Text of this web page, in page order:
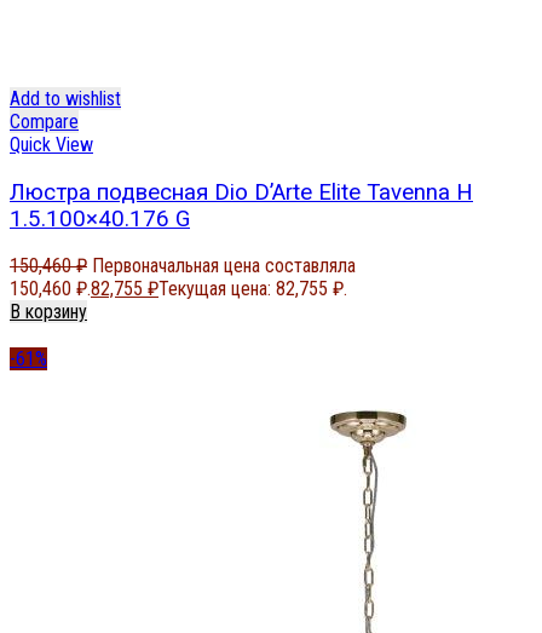
Add to wishlist
Compare
Quick View
Люстра подвесная Dio D’Arte Elite Tavenna H
1.5.100×40.176 G
150,460₽ Первоначальная цена составляла
150,460 ₽.82,755 ₽Текущая цена: 82,755 ₽.
В корзину
-61%